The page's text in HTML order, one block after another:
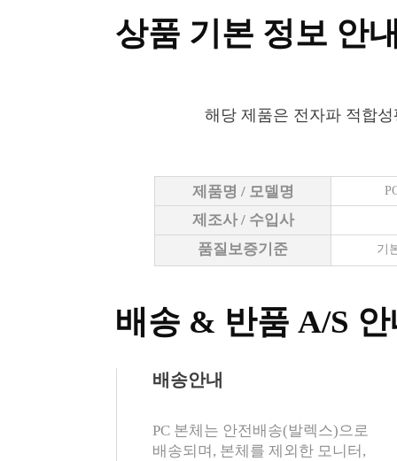
배송 & 반품 A/S
PC 본체는 안전배송(발렉스)으로
배송되며, 본체를 제외한 모니터,
배송안내
상품 기본 정보 안
해당 제품은 전자파 적합
제품명 / 모델명
제조사 / 수입사
품질보증기준
기